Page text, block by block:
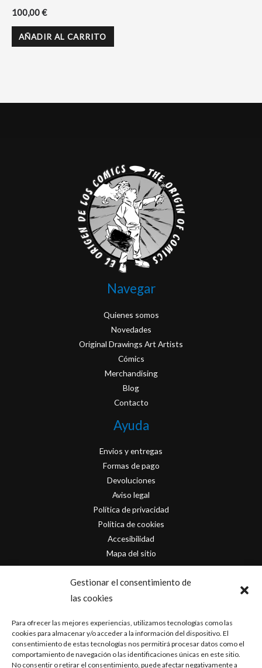
Gestionar el consentimiento de
las cookies
Para ofrecer las mejores experiencias, utilizamos tecnologías como las
cookies para almacenar y/o acceder a la información del dispositivo. El
consentimiento de estas tecnologías nos permitirá procesar datos como el
comportamiento de navegación o las identificaciones únicas en este sitio.
No consentir o retirar el consentimiento, puede afectar negativamente a
100,00€
AÑADIR AL CARRITO
Navegar
Quienes somos
Novedades
Original Drawings Art Artists
Cómics
Merchandising
Blog
Contacto
Ayuda
Envios y entregas
Formas de pago
Devoluciones
Aviso legal
Política de privacidad
Política de cookies
Accesibilidad
Mapa del sitio
Contacto
info@originofcomics.com
Facebook
Instagram